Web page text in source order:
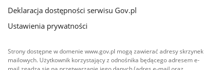
Deklaracja dostępności serwisu Gov.pl
Ustawienia prywatności
Strony dostępne w domenie www.gov.pl mogą zawierać adresy skrzynek
mailowych. Użytkownik korzystający z odnośnika będącego adresem e-